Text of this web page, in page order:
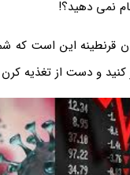
نمی دهید؟!
قرنطینه این است که
و دست از تغذیه کرن